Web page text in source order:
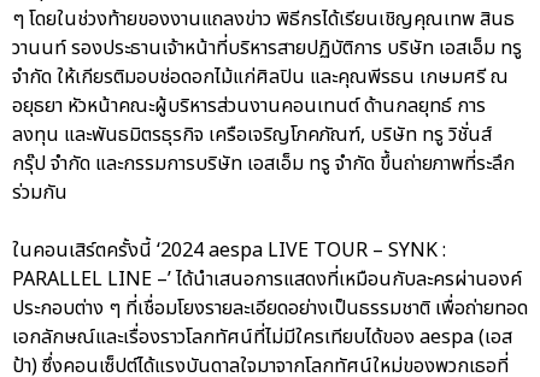
ๆ โดยในช่วงท้ายของงานแถลงข่าว พิธีกรได้เรียนเชิญคุณเทพ สินธ
วานนท์ รองประธานเจ้าหน้าที่บริหารสายปฏิบัติการ บริษัท เอสเอ็ม ทรู
จำกัด ให้เกียรติมอบช่อดอกไม้แก่ศิลปิน และคุณพีรธน เกษมศรี ณ
อยุธยา หัวหน้าคณะผู้บริหารส่วนงานคอนเทนต์ ด้านกลยุทธ์ การ
ลงทุน และพันธมิตรธุรกิจ เครือเจริญโภคภัณฑ์, บริษัท ทรู วิชั่นส์
กรุ๊ป จำกัด และกรรมการบริษัท เอสเอ็ม ทรู จำกัด ขึ้นถ่ายภาพที่ระลึก
ร่วมกัน
ในคอนเสิร์ตครั้งนี้ ‘2024 aespa LIVE TOUR – SYNK :
PARALLEL LINE –’ ได้นำเสนอการแสดงที่เหมือนกับละครผ่านองค์
ประกอบต่าง ๆ ที่เชื่อมโยงรายละเอียดอย่างเป็นธรรมชาติ เพื่อถ่ายทอด
เอกลักษณ์และเรื่องราวโลกทัศน์ที่ไม่มีใครเทียบได้ของ aespa (เอส
ป้า) ซึ่งคอนเซ็ปต์ได้แรงบันดาลใจมาจากโลกทัศน์ใหม่ของพวกเธอที่